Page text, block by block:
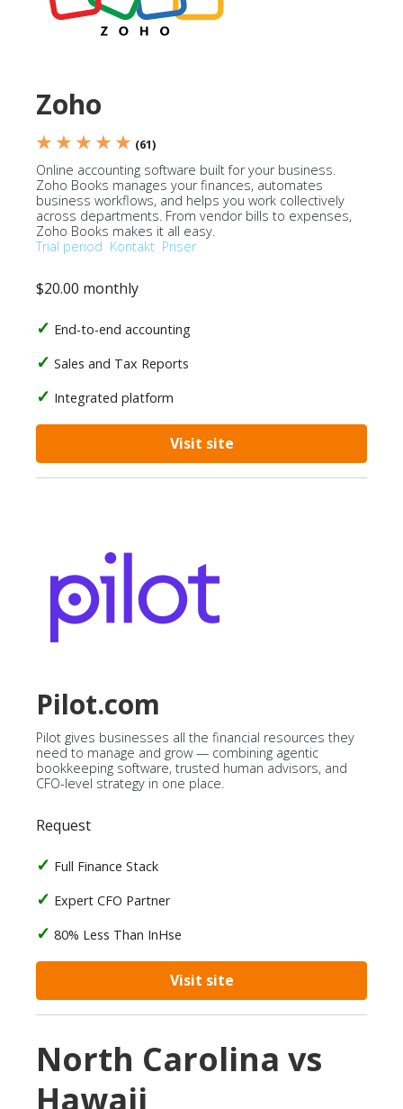
Zoho
★ ★ ★ ★ ★ (61)
Online accounting software built for your business.
Zoho Books manages your finances, automates
business workflows, and helps you work collectively
across departments. From vendor bills to expenses,
Zoho Books makes it all easy.
Trial period Kontakt Priser
$20.00 monthly
End-to-end accounting
Sales and Tax Reports
Integrated platform
Visit site
Pilot.com
Pilot gives businesses all the financial resources they
need to manage and grow — combining agentic
bookkeeping software, trusted human advisors, and
CFO-level strategy in one place.
Request
Full Finance Stack
Expert CFO Partner
80% Less Than InHse
Visit site
North Carolina vs
Hawaii